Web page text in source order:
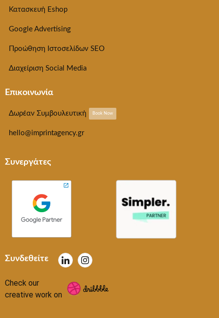
Κατασκευή Eshop
Google Advertising
Προώθηση Ιστοσελίδων SEO
Διαχείριση Social Media
Επικοινωνία
Δωρέαν Συμβουλευτική Book Now
hello@imprintagency.gr
Συνεργάτες
Συνδεθείτε
Check our
creative work on